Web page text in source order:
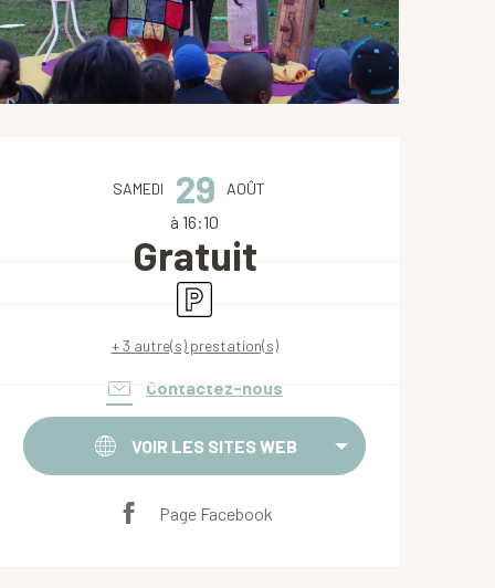
et coordonnées
SAMEDI 29 AOÛT
à 16:10
Gratuit
Parking
+ 3 autre(s) prestation(s)
Contactez-nous
VOIR LES SITES WEB
Page Facebook